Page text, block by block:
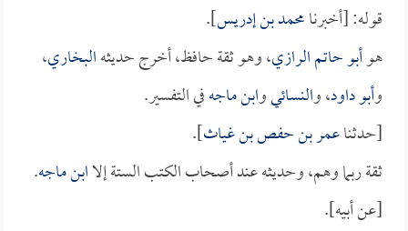
قوله: [أخبرنامحمد بن إدريس].
هوأبو حاتم الرازي، وهو ثقة حافظ، أخرج حديثهالبخاري،
وأبو داود، والنسائيوابن ماجهفي التفسير.
[حدثناعمر بن حفص بن غياث].
ثقة ربما وهم، وحديثه عند أصحاب الكتب الستة إلاابن ماجه.
[عن أبيه].